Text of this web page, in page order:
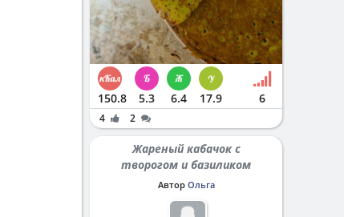
150.8 5.3 6.4 17.9 6
4 2
Жареный кабачок с
творогом и базиликом
Автор Ольга